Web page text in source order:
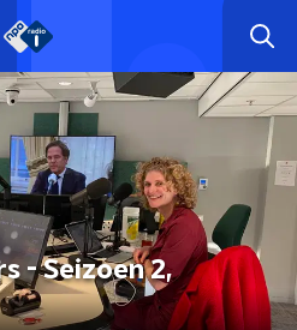
- Seizoen 2,